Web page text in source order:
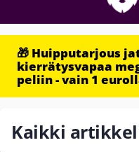
🎁 Huipputarjous
kierrätysvapaa
peliin - vain 1
Kaikki